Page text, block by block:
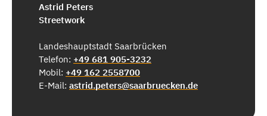
Astrid Peters
Streetwork
Landeshauptstadt Saarbrücken
Telefon: +49 681 905-3232
Mobil: +49 162 2558700
E-Mail: astrid.peters@saarbruecken.de